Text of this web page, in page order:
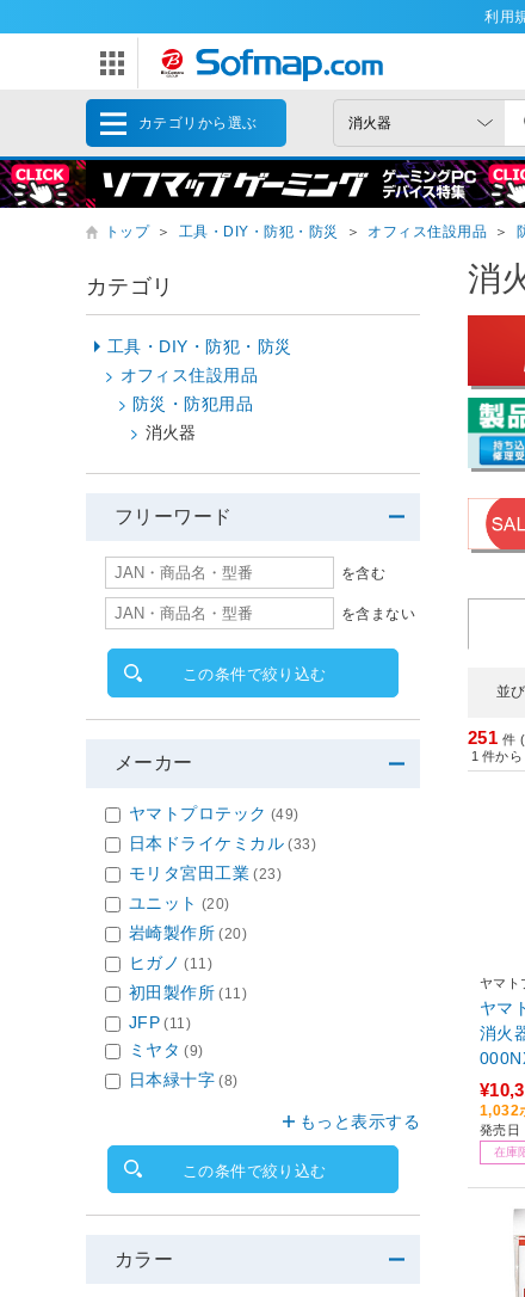
利用
カテゴリから選ぶ
トップ ＞ 工具・DIY・防犯・防災 ＞ オフィス住設用品 ＞
消
並
251 件
1 件から
ヤマト
ヤマ
消火
1,032
発売日
在庫
カテゴリ
工具・DIY・防犯・防災
オフィス住設用品
防災・防犯用品
消火器
フリーワード
を含む
を含まない
この条件で絞り込む
メーカー
ヤマトプロテック (49)
日本ドライケミカル (33)
モリタ宮田工業 (23)
ユニット (20)
岩崎製作所 (20)
ヒガノ (11)
初田製作所 (11)
JFP (11)
ミヤタ (9)
日本緑十字 (8)
もっと表示する
この条件で絞り込む
カラー